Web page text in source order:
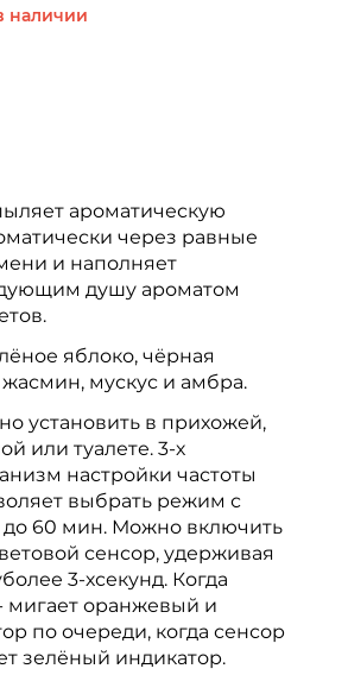
наличии
ароматическую
через равные
и наполняет
душу ароматом
яблоко, чёрная
мускус и амбра.
установить в прихожей,
или туалете. 3-х
настройки частоты
выбрать режим с
до 60 мин. Можно включить
сенсор, удерживая
3-хсекунд. Когда
мигает оранжевый и
по очереди, когда сенсор
зелёный индикатор.